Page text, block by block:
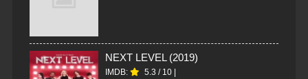
NEXT LEVEL (2019)
IMDB: 5.3 / 10